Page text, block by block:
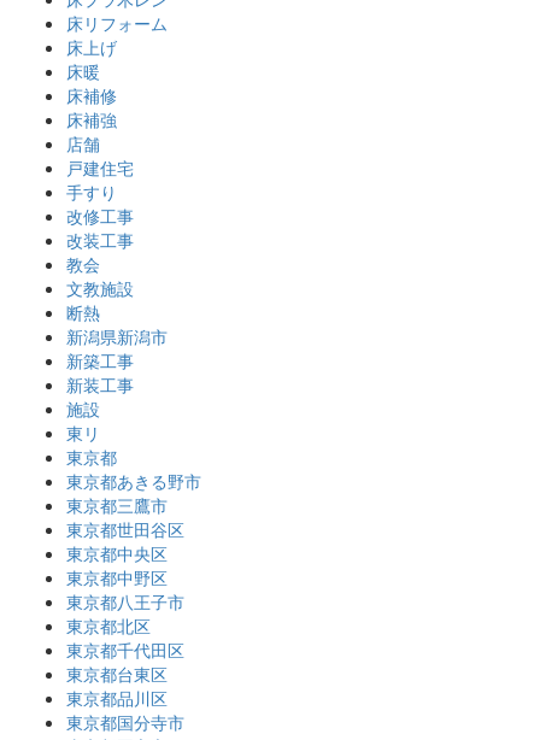
床リフォーム
床上げ
床暖
床補修
床補強
店舗
戸建住宅
手すり
改修工事
改装工事
教会
文教施設
断熱
新潟県新潟市
新築工事
新装工事
施設
東リ
東京都
東京都あきる野市
東京都三鷹市
東京都世田谷区
東京都中央区
東京都中野区
東京都八王子市
東京都北区
東京都千代田区
東京都台東区
東京都品川区
東京都国分寺市